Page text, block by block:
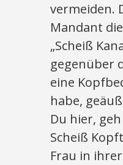
vermeiden.
Mandant
„Scheiß
gegenüber
eine
habe,
Du hier,
Scheiß
Frau in